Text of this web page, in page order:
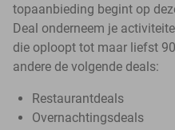
topaanbieding begint op
Deal onderneem je
die oploopt tot maar liefst
andere de volgende deals:
Restaurantdeals
Overnachtingsdeals